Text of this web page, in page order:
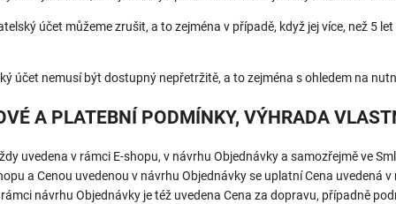
účet můžeme zrušit, a to zejména v případě, když jej více, než 5
účet nemusí být dostupný nepřetržitě, a to zejména s ohledem na
A PLATEBNÍ PODMÍNKY, VÝHRADA
uvedena v rámci E-shopu, v návrhu Objednávky a samozřejmě ve
a Cenou uvedenou v návrhu Objednávky se uplatní Cena uvedená
návrhu Objednávky je též uvedena Cena za dopravu, případně